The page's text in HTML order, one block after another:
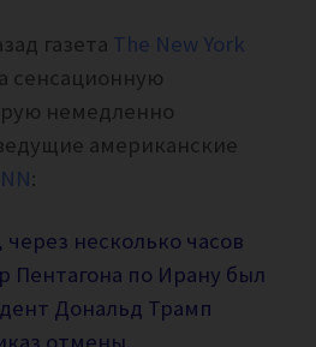
газета The New York
сенсационную
немедленно
американские
:
несколько часов
Пентагона по Ирану был
Дональд Трамп